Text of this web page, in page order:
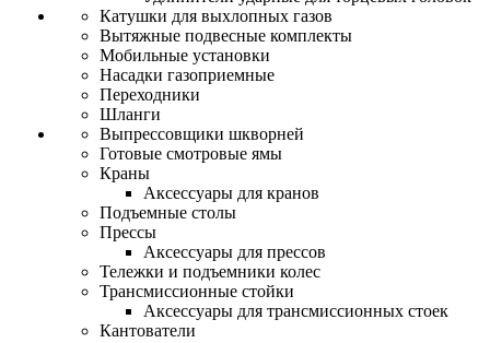
Катушки для выхлопных газов
Вытяжные подвесные комплекты
Мобильные установки
Насадки газоприемные
Переходники
Шланги
Выпрессовщики шкворней
Готовые смотровые ямы
Краны
Аксессуары для кранов
Подъемные столы
Прессы
Аксессуары для прессов
Тележки и подъемники колес
Трансмиссионные стойки
Аксессуары для трансмиссионных стоек
Кантователи